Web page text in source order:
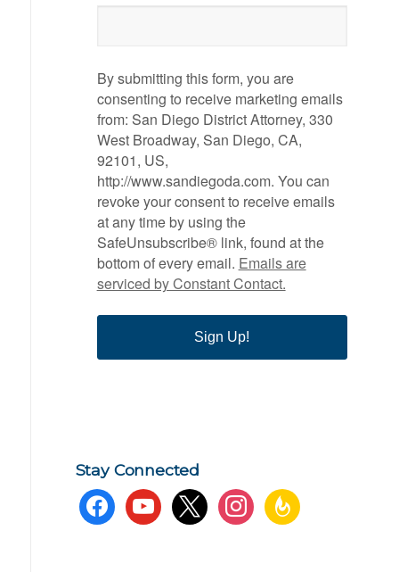
By submitting this form, you are
consenting to receive marketing emails
from: San Diego District Attorney, 330
West Broadway, San Diego, CA,
92101, US,
http://www.sandiegoda.com. You can
revoke your consent to receive emails
at any time by using the
SafeUnsubscribe® link, found at the
bottom of every email. Emails are
serviced by Constant Contact.
Sign Up!
Stay Connected
facebookyoutube x instagramfeedburner